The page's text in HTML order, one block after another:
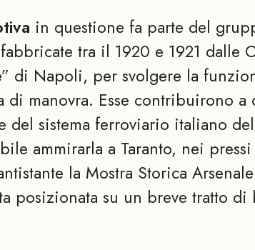
in questione fa parte del
tra il 1920 e 1921 dalle
di Napoli, per svolgere la
di manovra. Esse contribuirono a
del sistema ferroviario italiano
ammirarla a Taranto, nei
la Mostra Storica
posizionata su un breve tratto